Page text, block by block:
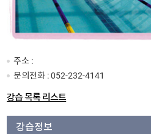
주소 :
문의전화 :052-232-4141
강습 목록 리스트
강습정보